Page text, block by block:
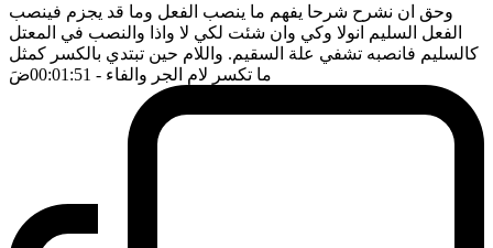
وحق ان نشرح شرحا يفهم ما ينصب الفعل وما قد يجزم فينصب
الفعل السليم انولا وكي وان شئت لكي لا واذا والنصب في المعتل
كالسليم فانصبه تشفي علة السقيم. واللام حين تبتدي بالكسر كمثل
ما تكسر لام الجر والفاء - 00:01:51 ضَ